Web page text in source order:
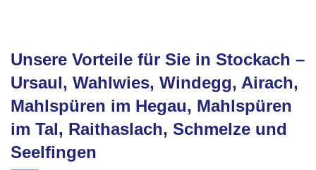
Unsere Vorteile für Sie in Stockach –
Ursaul, Wahlwies, Windegg, Airach,
Mahlspüren im Hegau, Mahlspüren
im Tal, Raithaslach, Schmelze und
Seelfingen